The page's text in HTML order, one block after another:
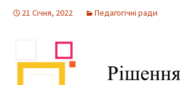
21 Січня, 2022 Педагогічні ради